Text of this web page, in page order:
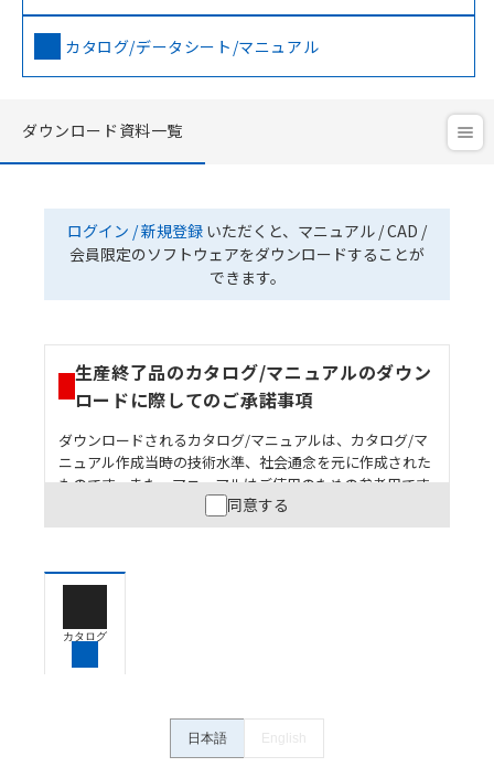
カタログ/データシート/マニュアル
ダウンロード資料一覧
ログイン / 新規登録 いただくと、マニュアル / CAD /
会員限定のソフトウェアをダウンロードすることが
できます。
生産終了品のカタログ/マニュアルのダウン
ロードに際してのご承諾事項
ダウンロードされるカタログ/マニュアルは、カタログ/マ
ニュアル作成当時の技術水準、社会通念を元に作成された
ものです。また、マニュアルはご使用のための参考用です
ので、ご使用にあたっての安全性については十分にご配慮
ください。以下の内容をご承諾の上、ご利用ください。
うな用途に使用される場合には、システム全体として
保できるよう設計されていること、および本製品が全
ていることを、必ず事前に確認してください。
ン事例は参考用ですので、ご採用に際しては機器・装
置の機能や安全性をご確認のうえご使用ください。・
同意する
カタログ
日本語 English